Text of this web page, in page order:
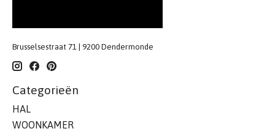
Brusselsestraat 71 | 9200 Dendermonde
Categorieën
HAL
WOONKAMER